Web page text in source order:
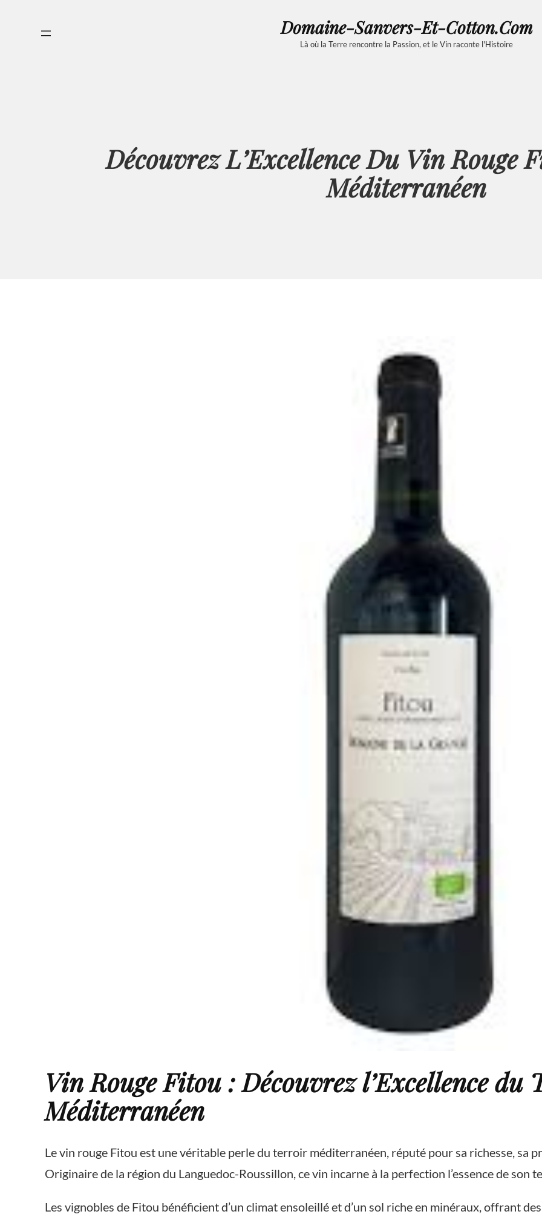
Domaine-Sanvers-Et-Cotton.com
Là où la Terre rencontre la Passion, et le Vin raconte l'Histoire
Découvrez L’Excellence Du Vin Rouge
Méditerranéen
Vin Rouge Fitou : Découvrez l’Excellence du
Méditerranéen
Le vin rouge Fitou est une véritable perle du terroir méditerranéen, réputé pour sa richesse, sa
Originaire de la région du Languedoc-Roussillon, ce vin incarne à la perfection l’essence de son
Les vignobles de Fitou bénéficient d’un climat ensoleillé et d’un sol riche en minéraux, offrant